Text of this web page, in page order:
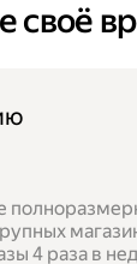
своё
4 раза в